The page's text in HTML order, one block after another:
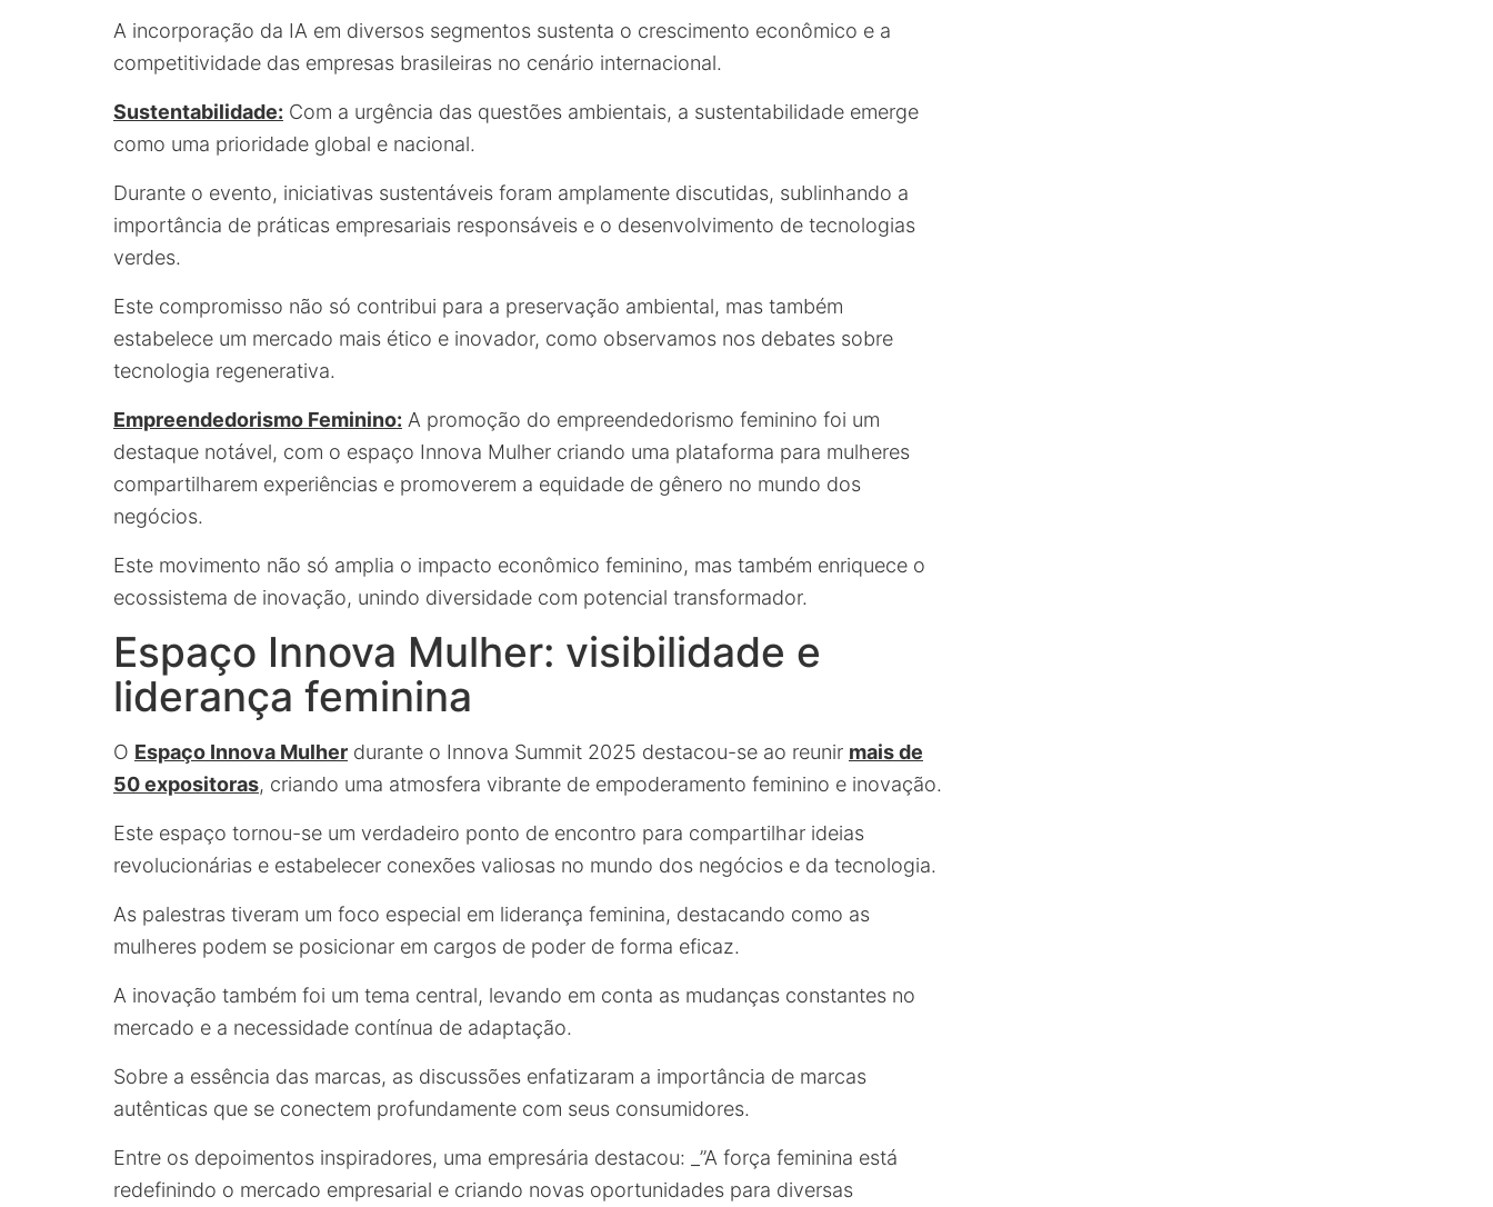
A incorporação da IA em diversos segmentos sustenta o crescimento econômico e a
competitividade das empresas brasileiras no cenário internacional.
Sustentabilidade: Com a urgência das questões ambientais, a sustentabilidade emerge
como uma prioridade global e nacional.
Durante o evento, iniciativas sustentáveis foram amplamente discutidas, sublinhando a
importância de práticas empresariais responsáveis e o desenvolvimento de tecnologias
verdes.
Este compromisso não só contribui para a preservação ambiental, mas também
estabelece um mercado mais ético e inovador, como observamos nos debates sobre
tecnologia regenerativa.
Empreendedorismo Feminino: A promoção do empreendedorismo feminino foi um
destaque notável, com o espaço Innova Mulher criando uma plataforma para mulheres
compartilharem experiências e promoverem a equidade de gênero no mundo dos
negócios.
Este movimento não só amplia o impacto econômico feminino, mas também enriquece o
ecossistema de inovação, unindo diversidade com potencial transformador.
Espaço Innova Mulher: visibilidade e
liderança feminina
O Espaço Innova Mulher durante o Innova Summit 2025 destacou-se ao reunir mais de
50 expositoras, criando uma atmosfera vibrante de empoderamento feminino e inovação.
Este espaço tornou-se um verdadeiro ponto de encontro para compartilhar ideias
revolucionárias e estabelecer conexões valiosas no mundo dos negócios e da tecnologia.
As palestras tiveram um foco especial em liderança feminina, destacando como as
mulheres podem se posicionar em cargos de poder de forma eficaz.
A inovação também foi um tema central, levando em conta as mudanças constantes no
mercado e a necessidade contínua de adaptação.
Sobre a essência das marcas, as discussões enfatizaram a importância de marcas
autênticas que se conectem profundamente com seus consumidores.
Entre os depoimentos inspiradores, uma empresária destacou: _”A força feminina está
redefinindo o mercado empresarial e criando novas oportunidades para diversas